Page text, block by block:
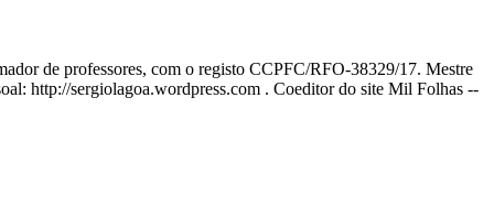
de professores, com o registo CCPFC/RFO-38329/17. Mestre
http://sergiolagoa.wordpress.com . Coeditor do site Mil Folhas --